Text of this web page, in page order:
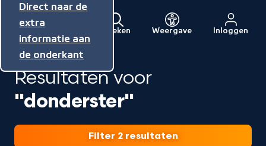
Direct naar de
inhoud
Direct naar de
hoofdnavigatie
Direct naar de
extra
informatie aan
de onderkant
Menu
Naar
de
beginpagina
van
NPO
Zoeken Weergave Inloggen
Resultaten voor
"donderster"
Filter 2 resultaten